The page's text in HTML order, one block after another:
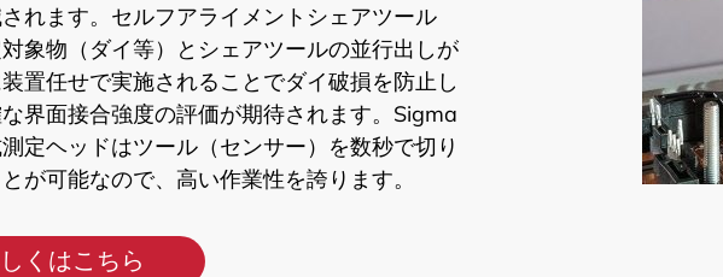
れます。セルフアライメントシェアツール
象物（ダイ等）とシェアツールの並行出しが
置任せで実施されることでダイ破損を防止し
界面接合強度の評価が期待されます。Sigma
定ヘッドはツール（センサー）を数秒で切り
が可能なので、高い作業性を誇ります。
くはこちら